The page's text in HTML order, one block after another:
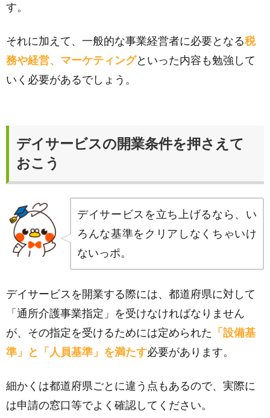
す。
それに加えて、一般的な事業経営者に必要となる税
務や経営、マーケティングといった内容も勉強して
いく必要があるでしょう。
デイサービスの開業条件を押さえて
おこう
デイサービスを立ち上げるなら、い
ろんな基準をクリアしなくちゃいけ
ないっポ。
デイサービスを開業する際には、都道府県に対して
「通所介護事業指定」を受けなければなりません
が、その指定を受けるためには定められた 「設備基
準」と「人員基準」を満たす必要があります。
細かくは都道府県ごとに違う点もあるので、実際に
は申請の窓口等でよく確認してください。